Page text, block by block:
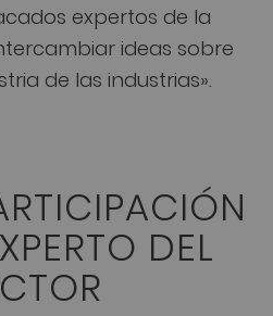
expertos de la
ideas sobre
de las industrias».
DEL